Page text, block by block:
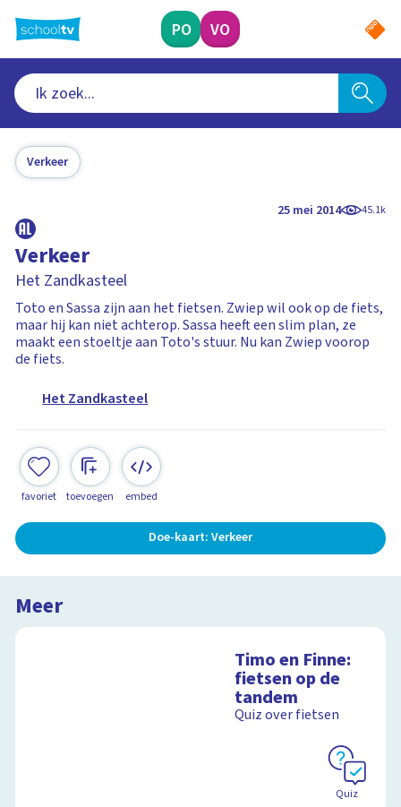
naar
hoofdinhoud
PO VO
Verkeer
25 mei 2014 45.1k
Verkeer
Het Zandkasteel
Toto en Sassa zijn aan het fietsen. Zwiep wil ook op de fiets,
maar hij kan niet achterop. Sassa heeft een slim plan, ze
maakt een stoeltje aan Toto's stuur. Nu kan Zwiep voorop
de fiets.
Het Zandkasteel
favoriet toevoegen embed
Doe-kaart: Verkeer
Meer
Timo en Finne:
fietsen op de
tandem
Quiz over fietsen
Quiz